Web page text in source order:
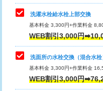
排水管工事（追加 排水管
え）
マス交換（土の掘削・埋め
マス交換（深さ50㎝未満）
マス交換（深さ50㎝以上）
交換・取付（タンク）
交換・取付(単水栓（壁付
式）)
交換・取付(混合水栓（壁
式・ワンホール）)
洗濯水栓給水栓上部交換
基本料金 3,300円+作業料金
WEB割引3,000円
洗面所の水栓交換（混合水栓
基本料金 3,300円+作業料金
WEB割引3,000円